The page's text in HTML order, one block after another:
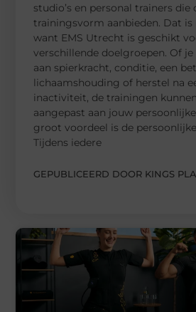
studio’s en personal trainers die
trainingsvorm aanbieden. Dat is
want EMS Utrecht is geschikt
verschillende doelgroepen. Of
aan spierkracht, conditie, een
lichaamshouding of herstel na
inactiviteit, de trainingen
aangepast aan jouw
groot voordeel is de
Tijdens iedere
GEPUBLICEERD DOOR KINGS